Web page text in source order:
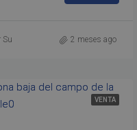
2 meses ago
VENTA